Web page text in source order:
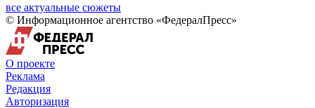
все актуальные сюжеты
© Информационное агентство «ФедералПресс»
О проекте
Реклама
Редакция
Авторизация